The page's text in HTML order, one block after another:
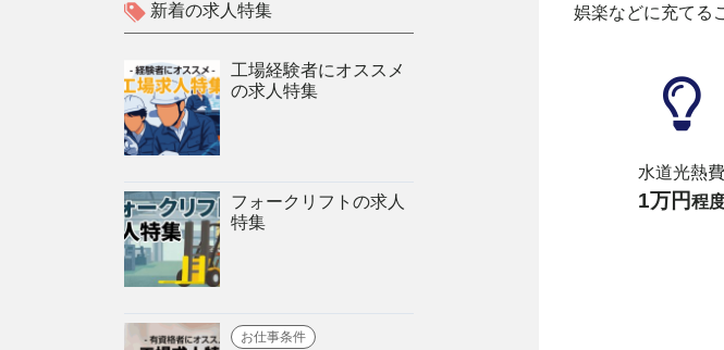
娯楽などに充てる
水道光熱費
1万円程
新着の求人特集
工場経験者にオススメ
の求人特集
フォークリフトの求人
特集
お仕事条件